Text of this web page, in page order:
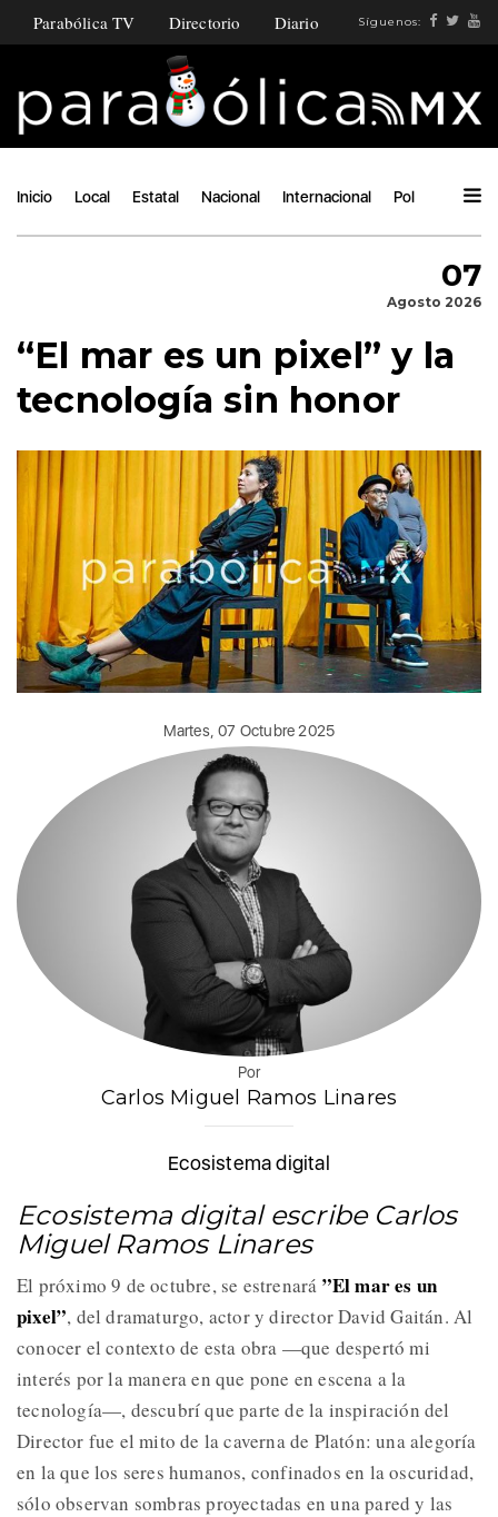
Parabólica TV Directorio Diario Síguenos:
Inicio Local Estatal Nacional Internacional Política
07
Agosto 2026
“El mar es un pixel” y la
tecnología sin honor
Martes, 07 Octubre 2025
Por
Carlos Miguel Ramos Linares
Ecosistema digital
Ecosistema digital escribe Carlos
Miguel Ramos Linares
El próximo 9 de octubre, se estrenará ”El mar es un
pixel”, del dramaturgo, actor y director David Gaitán. Al
conocer el contexto de esta obra —que despertó mi
interés por la manera en que pone en escena a la
tecnología—, descubrí que parte de la inspiración del
Director fue el mito de la caverna de Platón: una alegoría
en la que los seres humanos, confinados en la oscuridad,
sólo observan sombras proyectadas en una pared y las